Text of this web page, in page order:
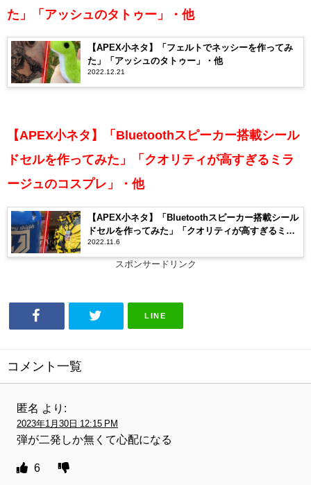
た」「アッシュのタトゥー」・他
【APEX小ネタ】「フェルトでネッシーを作ってみ
た」「アッシュのタトゥー」・他
2022.12.21
【APEX小ネタ】「Bluetoothスピーカー搭載シール
ドセルを作ってみた」「クオリティが高すぎるミラ
ージュのコスプレ」・他
【APEX小ネタ】「Bluetoothスピーカー搭載シール
ドセルを作ってみた」「クオリティが高すぎるミラ
ージュのコスプレ」・他
2022.11.6
スポンサードリンク
LINE
コメント一覧
匿名 より:
2023年1月30日 12:15 PM
弾が二発しか無くて心配になる
6